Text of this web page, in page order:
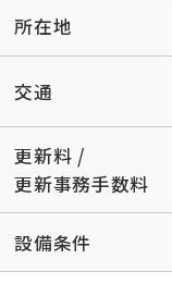
所在地
交通
更新料 /
更新事務手数料
設備条件